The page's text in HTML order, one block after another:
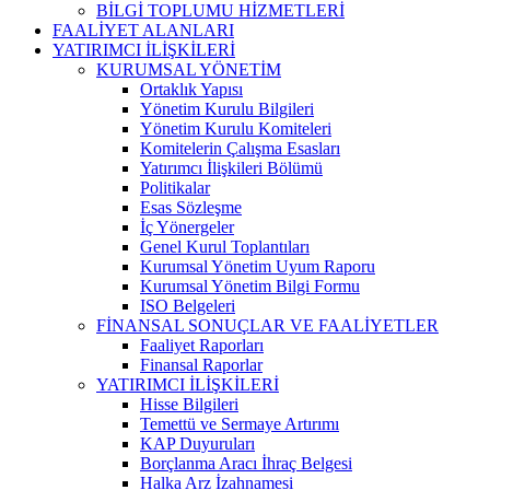
BİLGİ TOPLUMU HİZMETLERİ
FAALİYET ALANLARI
YATIRIMCI İLİŞKİLERİ
KURUMSAL YÖNETİM
Ortaklık Yapısı
Yönetim Kurulu Bilgileri
Yönetim Kurulu Komiteleri
Komitelerin Çalışma Esasları
Yatırımcı İlişkileri Bölümü
Politikalar
Esas Sözleşme
İç Yönergeler
Genel Kurul Toplantıları
Kurumsal Yönetim Uyum Raporu
Kurumsal Yönetim Bilgi Formu
ISO Belgeleri
FİNANSAL SONUÇLAR VE FAALİYETLER
Faaliyet Raporları
Finansal Raporlar
YATIRIMCI İLİŞKİLERİ
Hisse Bilgileri
Temettü ve Sermaye Artırımı
KAP Duyuruları
Borçlanma Aracı İhraç Belgesi
Halka Arz İzahnamesi